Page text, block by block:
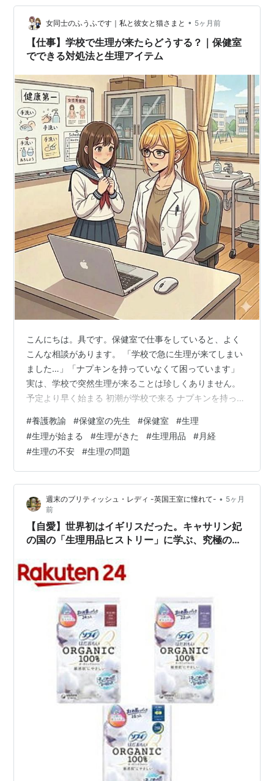
い！」と頑なに避けてきました。 でも、背に腹は代えら
れない状況になり、ドラッグストアの棚をじっくり観
察。 そこで手にとった最新のタンポンに、いい意味で裏
切られたんです！ …
女同士のふうふです｜私と彼女と猫さまと • 5ヶ月前
【仕事】学校で生理が来たらどうする？｜保健室
でできる対処法と生理アイテム
こんにちは。具です。保健室で仕事をしていると、よく
こんな相談があります。 「学校で急に生理が来てしまい
ました…」「ナプキンを持っていなくて困っています」
実は、学校で突然生理が来ることは珍しくありません。
予定より早く始まる 初潮が学校で来る ナプキンを持って
の記事では、学校で生理が来たときの対処法を、養護教
諭の立場から解説します。 💡結論：学校で生理が来た
ら、まず落ち着いて行動すれば大丈夫 🚽まずはトイレで
落ち着いて確認する 🌼ナプキンがないときの対処法 ①
友達に借りる ②保健室へ行く 🏫保健室で実際によくあ
る相談 🩲服に血がついたときの…
#養護教諭 #保健室の先生 #保健室 #生理
#生理が始まる #生理がきた #生理用品 #月経
#生理の不安 #生理の問題
週末のブリティッシュ・レディ -英国王室に憧れて- • 5ヶ月
前
【自愛】世界初はイギリスだった。キャサリン妃
の国の「生理用品ヒストリー」に学ぶ、究極のロ